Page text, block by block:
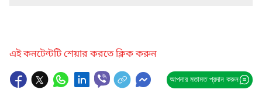
এই কনটেন্টটি শেয়ার করতে ক্লিক করুন
আপনার মতামত প্রদান করুন